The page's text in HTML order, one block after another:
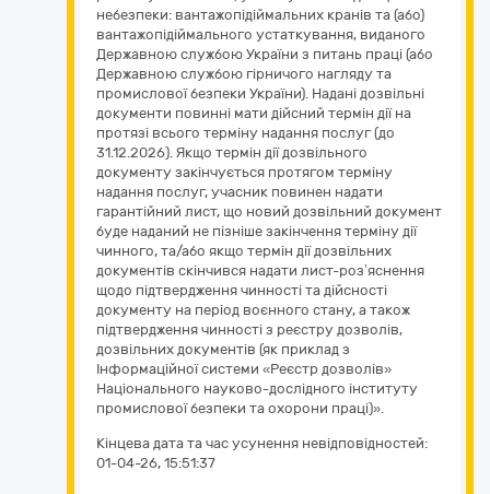
Кінцева дата та час усунення невідповідностей:
01-04-26, 15:51:37